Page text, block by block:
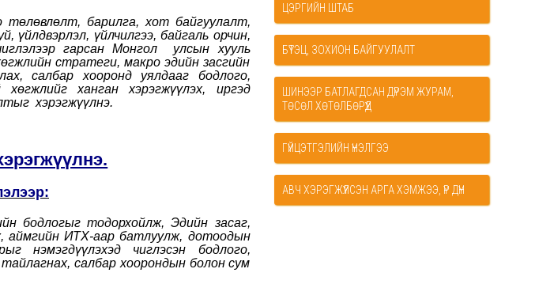
төлөвлөлт, барилга, хот байгуулалт,
үйлдвэрлэл, үйлчилгээ, байгаль орчин,
гарсан Монгол улсын хууль
стратеги, макро эдийн засгийн
салбар хооронд уялдааг бодлого,
ханган хэрэгжүүлэх, иргэд
хэрэгжүүлнэ.
бодлогыг тодорхойлж, Эдийн засаг,
аймгийн ИТХ-аар батлуулж, дотоодын
нэмэгдүүлэхэд чиглэсэн бодлого,
салбар хоорондын болон сум
ЦЭРГИЙН ШТАБ
БҮТЭЦ, ЗОХИОН БАЙГУУЛАЛТ
ШИНЭЭР БАТЛАГДСАН ДҮРЭМ ЖУРАМ,
ТӨСӨЛ ХӨТӨЛБӨРҮҮД
ГҮЙЦЭТГЭЛИЙН ҮНЭЛГЭЭ
АВЧ ХЭРЭГЖҮҮЛСЭН АРГА ХЭМЖЭЭ, ҮР ДҮН